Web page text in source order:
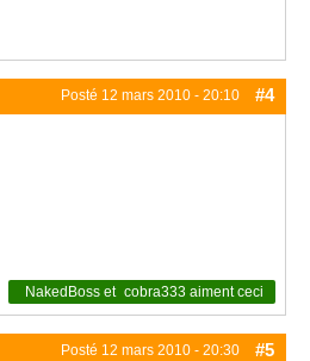
Posté 12 mars 2010 - 20:10 #4
NakedBoss et cobra333 aiment ceci
Posté 12 mars 2010 - 20:30 #5